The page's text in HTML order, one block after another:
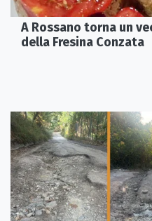
A Rossano torna un
della Fresina Conzata